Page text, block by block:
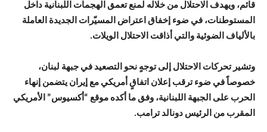
قائم، ويهدف الاحتلال من خلاله لمنع تعمق الهجمات اللبنانية داخل
المستوطنات، في ضوء إخفاق اعتراض المسيّرات الجديدة العاملة
بالألياف الضوئية والتي أذاقت الاحتلال الويلات.
وتشير تحركات الاحتلال إلى توجهٍ نحو التصعيد في جبهة لبنان،
خصوصاً في ضوء ترقب إعلان اتفاقٍ أمريكي مع إيران يتضمن إنهاء
الحرب على الجبهة اللبنانية، وفق ما أكده موقع “أكسيوس” الأمريكي
المقرب من الرئيس دونالد ترامب.